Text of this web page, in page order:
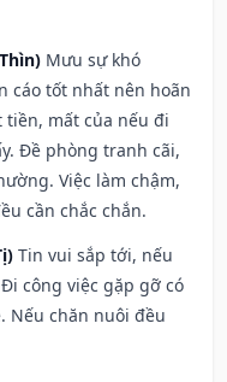
Mưu sự khó
cáo tốt nhất nên hoãn
tiền, mất của nếu đi
Đề phòng tranh cãi,
Việc làm chậm,
cần chắc chắn.
Tin vui sắp tới, nếu
công việc gặp gỡ có
Nếu chăn nuôi đều